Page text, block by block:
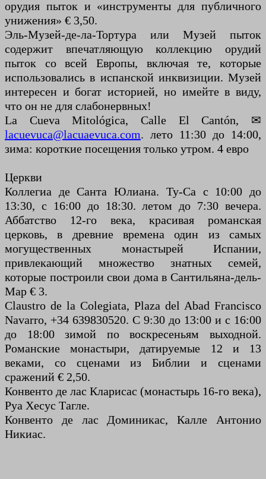
орудия пыток и «инструменты для публичного
унижения» € 3,50.
Эль-Музей-де-ла-Тортура или Музей пыток
содержит впечатляющую коллекцию орудий
пыток со всей Европы, включая те, которые
использовались в испанской инквизиции. Музей
интересен и богат историей, но имейте в виду,
что он не для слабонервных!
La Cueva Mitológica, Calle El Cantón, ✉
lacuevuca@lacuaevuca.com. лето 11:30 до 14:00,
зима: короткие посещения только утром. 4 евро
Церкви
Коллегиа де Санта Юлиана. Ту-Са с 10:00 до
13:30, с 16:00 до 18:30. летом до 7:30 вечера.
Аббатство 12-го века, красивая романская
церковь, в древние времена один из самых
могущественных монастырей Испании,
привлекающий множество знатных семей,
которые построили свои дома в Сантильяна-дель-
Мар € 3.
Claustro de la Colegiata, Plaza del Abad Francisco
Navarro, +34 639830520. С 9:30 до 13:00 и с 16:00
до 18:00 зимой по воскресеньям выходной.
Романские монастыри, датируемые 12 и 13
веками, со сценами из Библии и сценами
сражений € 2,50.
Конвенто де лас Кларисас (монастырь 16-го века),
Руа Хесус Тагле.
Конвенто де лас Доминикас, Калле Антонио
Никиас.